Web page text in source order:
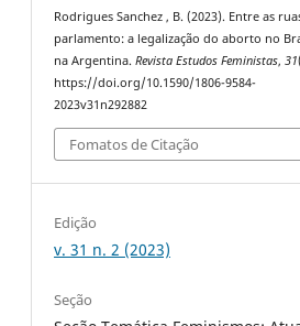
Rodrigues Sanchez , B. (2023). Entre as
parlamento: a legalização do aborto no
na Argentina.Revista Estudos Feministas,31
https://doi.org/10.1590/1806-9584-
2023v31n292882
Fomatos de Citação
Edição
v. 31 n. 2 (2023)
Seção